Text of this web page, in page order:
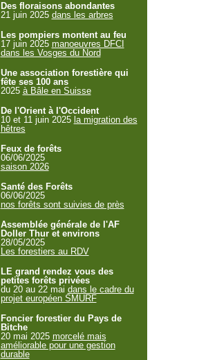
Des floraisons abondantes
21 juin 2025 dans les arbres
Les pompiers montent au feu
17 juin 2025 manoeuvres DFCI
dans les Vosges du Nord
Une association forestière qui
fête ses 100 ans
2025 à Bâle en Suisse
De l'Orient à l'Occident
10 et 11 juin 2025 la migration des
hêtres
Feux de forêts
06/06/2025
saison 2026
Santé des Forêts
06/06/2025
nos forêts sont suivies de près
Assemblée générale de l'AF
Doller Thur et environs
28/05/2025
Les forestiers au RDV
LE grand rendez vous des
petites forêts privées
du 20 au 22 mai dans le cadre du
projet européen SMURF
Foncier forestier du Pays de
Bitche
20 mai 2025 morcelé mais
améliorable pour une gestion
durable